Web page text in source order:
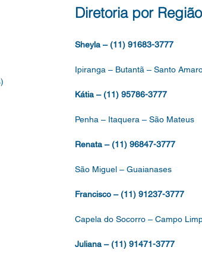
EDUCAÇÃO, DO QUADRO
Diretoria por Região
Sheyla – (11) 91683-3777
Ipiranga – Butantã – Santo
Kátia – (11) 95786-3777
Penha – Itaquera – São Mateus
Renata – (11) 96847-3777
São Miguel – Guaianases
Francisco – (11) 91237-3777
Capela do Socorro – Campo
Juliana – (11) 91471-3777